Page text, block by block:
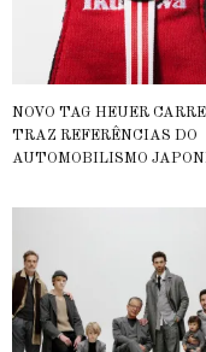
NOVO TAG HEUER
TRAZ REFERÊNCIAS DO
AUTOMOBILISMO